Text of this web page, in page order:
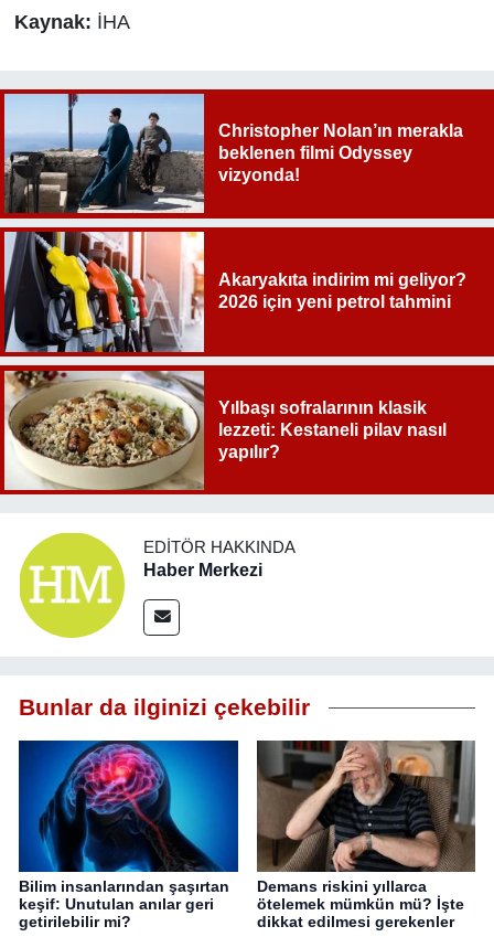
Kaynak: İHA
Christopher Nolan’ın merakla
beklenen filmi Odyssey
vizyonda!
Akaryakıta indirim mi geliyor?
2026 için yeni petrol tahmini
Yılbaşı sofralarının klasik
lezzeti: Kestaneli pilav nasıl
yapılır?
EDITÖR HAKKINDA
Haber Merkezi
Bunlar da ilginizi çekebilir
Bilim insanlarından şaşırtan
keşif: Unutulan anılar geri
getirilebilir mi?
Demans riskini yıllarca
ötelemek mümkün mü? İşte
dikkat edilmesi gerekenler